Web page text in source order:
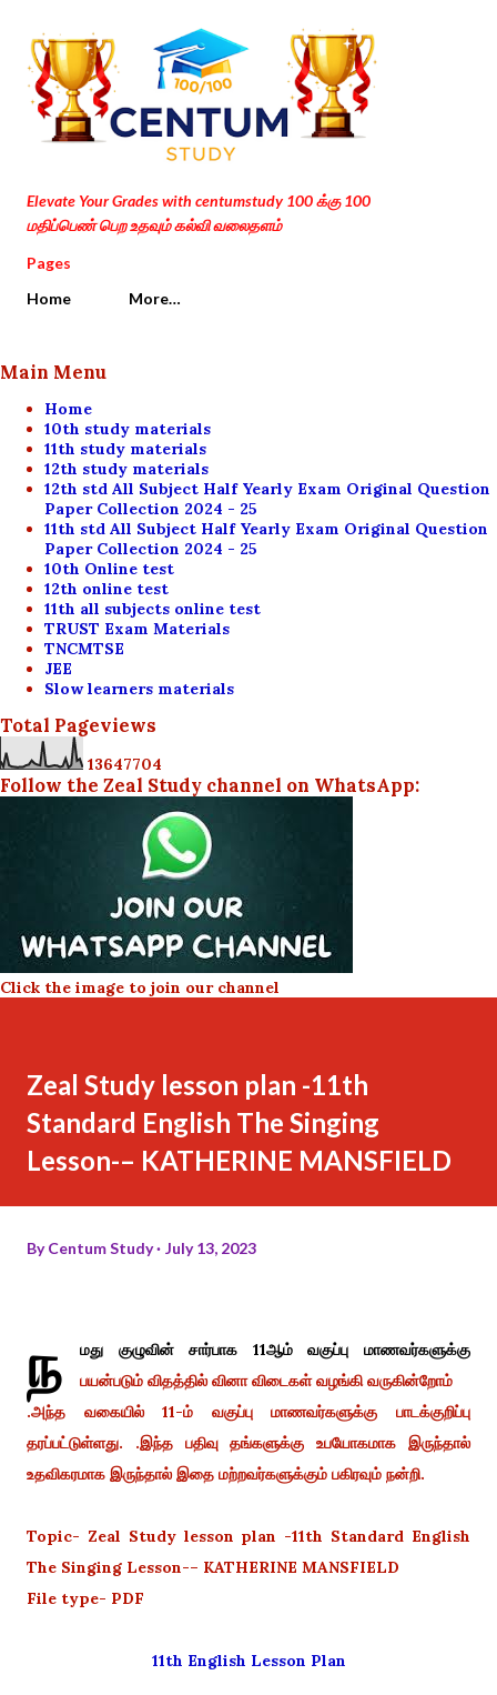
Skip to main content
Elevate Your Grades with centumstudy 100 க்கு 100
மதிப்பெண் பெற உதவும் கல்வி வலைதளம்
Pages
Home
More…
Main Menu
Home
10th study materials
11th study materials
12th study materials
12th std All Subject Half Yearly Exam Original Question
Paper Collection 2024 - 25
11th std All Subject Half Yearly Exam Original Question
Paper Collection 2024 - 25
10th Online test
12th online test
11th all subjects online test
TRUST Exam Materials
TNCMTSE
JEE
Slow learners materials
Total Pageviews
13647704
Follow the Zeal Study channel on WhatsApp:
Click the image to join our channel
Zeal Study lesson plan -11th
Standard English The Singing
Lesson-– KATHERINE MANSFIELD
ByCentum Study July 13, 2023
ந
மது குழுவின் சார்பாக 11ஆம் வகுப்பு மாணவர்களுக்கு
பயன்படும் விதத்தில் வினா விடைகள் வழங்கி வருகின்றோம்
.அந்த வகையில் 11-ம் வகுப்பு மாணவர்களுக்கு பாடக்குறிப்பு
தரப்பட்டுள்ளது. .இந்த பதிவு தங்களுக்கு உபயோகமாக இருந்தால்
உதவிகரமாக இருந்தால் இதை மற்றவர்களுக்கும் பகிரவும் நன்றி.
Topic- Zeal Study lesson plan -11th Standard English
The Singing Lesson-– KATHERINE MANSFIELD
File type- PDF
11th English Lesson Plan